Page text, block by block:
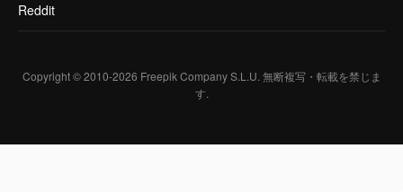
Reddit
Copyright © 2010-2026 Freepik Company S.L.U. 無断複写・転載を禁じま
す.